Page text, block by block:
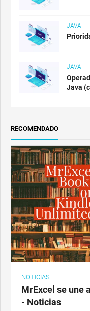
JAVA
JAVA
Java
RECOMENDADO
NOTICIAS
MrExcel se une
- Noticias